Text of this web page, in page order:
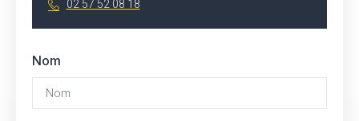
02 57 52 08 18
Nom